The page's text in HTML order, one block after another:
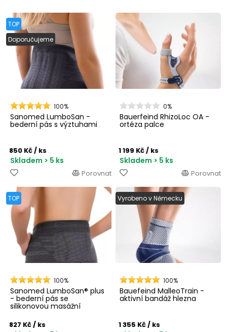
TOP
Doporučujeme
100%
Sanomed LumboSan -
bederní pás s výztuhami
850 Kč/ ks
Skladem > 5 ks
Porovnat
0%
Bauerfeind RhizoLoc OA -
ortéza palce
1 199 Kč/ ks
Skladem > 5 ks
Porovnat
TOP
100%
Sanomed LumboSan® plus
- bederní pás se
silikonovou masážní
827 Kč/ ks
Vyrobeno v Německu
100%
Bauefeind MalleoTrain -
aktivní bandáž hlezna
1 355 Kč/ ks